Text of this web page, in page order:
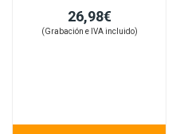
26,98€
(Grabación e IVA incluido)